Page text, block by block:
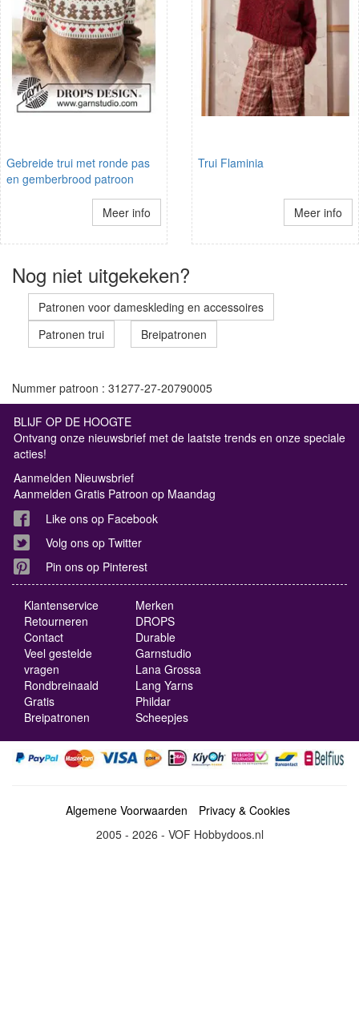
Gebreide trui met ronde pas
en gemberbrood patroon
Meer info
Trui Flaminia
Meer info
Nog niet uitgekeken?
Patronen voor dameskleding en accessoires
Patronen trui
Breipatronen
Nummer patroon : 31277-27-20790005
BLIJF OP DE HOOGTE
Ontvang onze nieuwsbrief met de laatste trends en onze speciale
acties!
Aanmelden Nieuwsbrief
Aanmelden Gratis Patroon op Maandag
Like ons op Facebook
Volg ons op Twitter
Pin ons op Pinterest
Klantenservice
Retourneren
Contact
Veel gestelde
vragen
Rondbreinaald
Gratis
Breipatronen
Merken
DROPS
Durable
Garnstudio
Lana Grossa
Lang Yarns
Phildar
Scheepjes
Algemene Voorwaarden
Privacy & Cookies
2005 - 2026 - VOF Hobbydoos.nl